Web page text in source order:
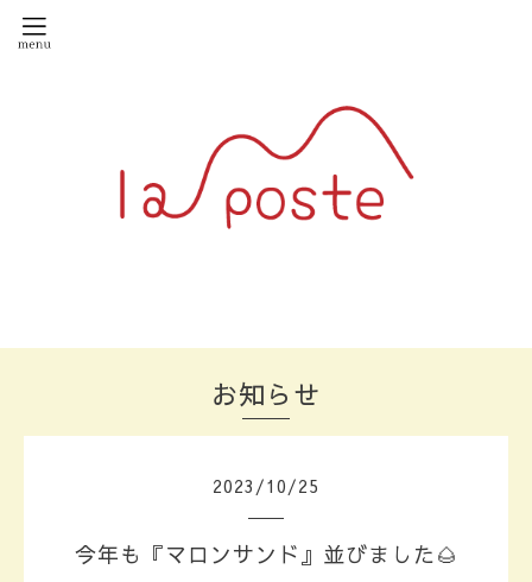
お知らせ
2023 /10/25
今年も『マロンサンド』並びました🌰